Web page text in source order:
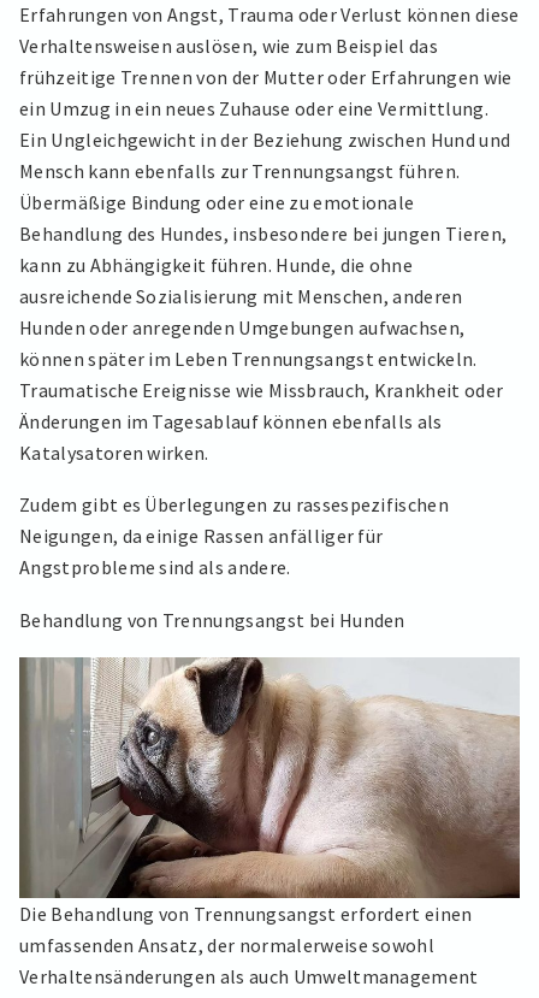
Erfahrungen von Angst, Trauma oder Verlust können diese
Verhaltensweisen auslösen, wie zum Beispiel das
frühzeitige Trennen von der Mutter oder Erfahrungen wie
ein Umzug in ein neues Zuhause oder eine Vermittlung.
Ein Ungleichgewicht in der Beziehung zwischen Hund und
Mensch kann ebenfalls zur Trennungsangst führen.
Übermäßige Bindung oder eine zu emotionale
Behandlung des Hundes, insbesondere bei jungen Tieren,
kann zu Abhängigkeit führen. Hunde, die ohne
ausreichende Sozialisierung mit Menschen, anderen
Hunden oder anregenden Umgebungen aufwachsen,
können später im Leben Trennungsangst entwickeln.
Traumatische Ereignisse wie Missbrauch, Krankheit oder
Änderungen im Tagesablauf können ebenfalls als
Katalysatoren wirken.
Zudem gibt es Überlegungen zu rassespezifischen
Neigungen, da einige Rassen anfälliger für
Angstprobleme sind als andere.
Behandlung von Trennungsangst bei Hunden
Die Behandlung von Trennungsangst erfordert einen
umfassenden Ansatz, der normalerweise sowohl
Verhaltensänderungen als auch Umweltmanagement